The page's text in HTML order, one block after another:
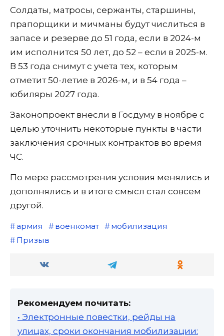
Солдаты, матросы, сержанты, старшины,
прапорщики и мичманы будут числиться в
запасе и резерве до 51 года, если в 2024-м
им исполнится 50 лет, до 52 – если в 2025-м.
В 53 года снимут с учета тех, которым
отметит 50-летие в 2026-м, и в 54 года –
юбиляры 2027 года.
Законопроект внесли в Госдуму в ноябре с
целью уточнить некоторые пункты в части
заключения срочных контрактов во время
ЧС.
По мере рассмотрения условия менялись и
дополнялись и в итоге смысл стал совсем
другой.
армия военкомат
мобилизация
Призыв
Рекомендуем почитать:
• Электронные повестки, рейды на
улицах, сроки окончания мобилизации: